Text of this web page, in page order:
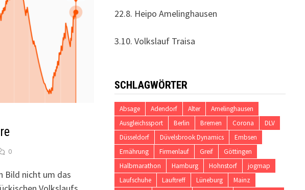
0
Bild nicht um das
22.8. Heipo Amelinghausen
3.10. Volkslauf Traisa
SCHLAGWÖRTER
Absage Adendorf Alter
Amelinghausen
Ausgleichssport
Berlin Bremen Corona
DLV
Düsseldorf
Düvelsbrook Dynamics
Embsen
Ernährung
Firmenlauf Greif
Göttingen
Halbmarathon
Hamburg Hohnstorf
jogmap
Laufschuhe
Lauftreff Lüneburg
Mainz